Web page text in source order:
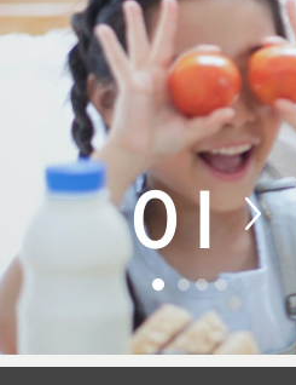
01